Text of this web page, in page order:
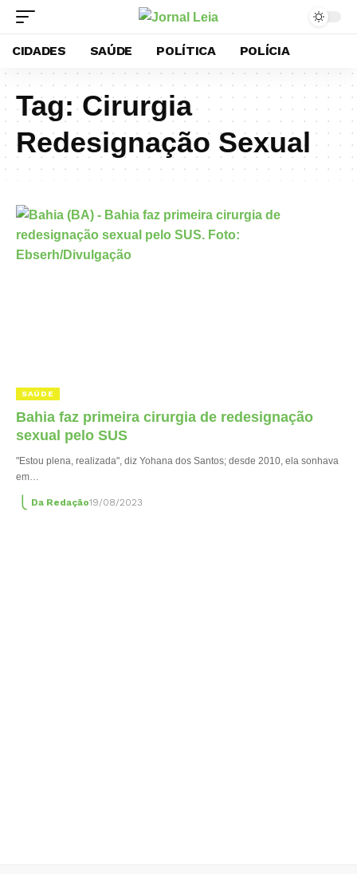
CIDADES SAÚDE POLÍTICA POLÍCIA
Tag:Cirurgia
Redesignação Sexual
SAÚDE
Bahia faz primeira cirurgia de redesignação
sexual pelo SUS
"Estou plena, realizada", diz Yohana dos Santos; desde 2010, ela sonhava
em…
Da Redação19/08/2023